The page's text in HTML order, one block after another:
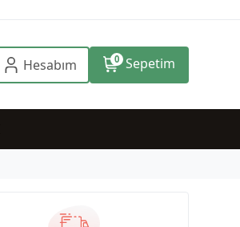
Hesabım 0 Sepetim